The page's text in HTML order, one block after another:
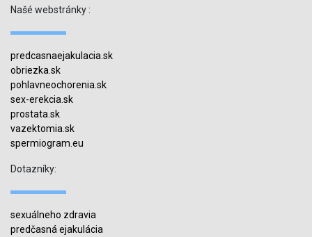
Našé webstránky :
predcasnaejakulacia.sk
obriezka.sk
pohlavneochorenia.sk
sex-erekcia.sk
prostata.sk
vazektomia.sk
spermiogram.eu
Dotazníky:
sexuálneho zdravia
predčasná ejakulácia